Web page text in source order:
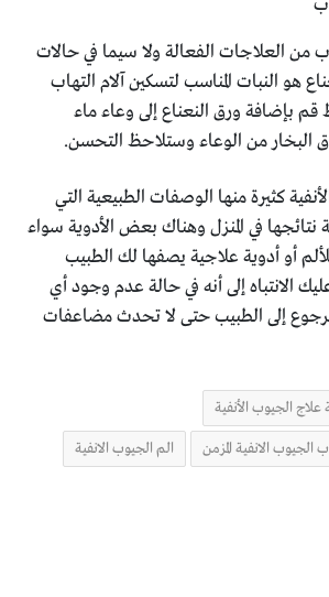
من العلاجات الفعالة ولا سيما في حالات
هو النبات المناسب لتسكين آلام التهاب
قم بإضافة ورق النعناع إلى وعاء ماء
البخار من الوعاء وستلاحظ التحسن.
كثيرة منها الوصفات الطبيعية التي
نتائجها في المنزل وهناك بعض الأدوية سواء
أو أدوية علاجية يصفها لك الطبيب
الانتباه إلى أنه في حالة عدم وجود أي
إلى الطبيب حتى لا تحدث مضاعفات
علاج الجيوب الأنفية
الجيوب الانفية المزمن الم الجيوب الانفية